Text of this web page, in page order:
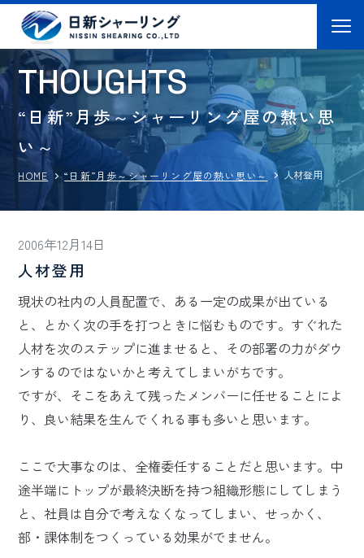
THOUGHTS
“日新”月歩～シャーリング屋の熱い思
い～
HOME “日新”月歩～シャーリング屋の熱い思い～ 人材登用
2006年12月14日
人材登用
現状の社内の人員配置で、ある一定の成果が出ている
と、とかく次の手を打つときに悩むものです。すぐれた
人材を次のステップに進ませると、その部署の力がダウ
ンするのではないかと考えてしまいがちです。
ですが、そこをあえて残ったメンバーに任せることによ
り、良い結果を生んでくれる事も多いと思います。
ここで大事なのは、全権委任することだと思います。中
途半端にトップが最終決断を持つ組織形態にしてしまう
と、社員は自分で考えなくなってしまい、せっかく、
部・課体制をつくっている効果がでません。